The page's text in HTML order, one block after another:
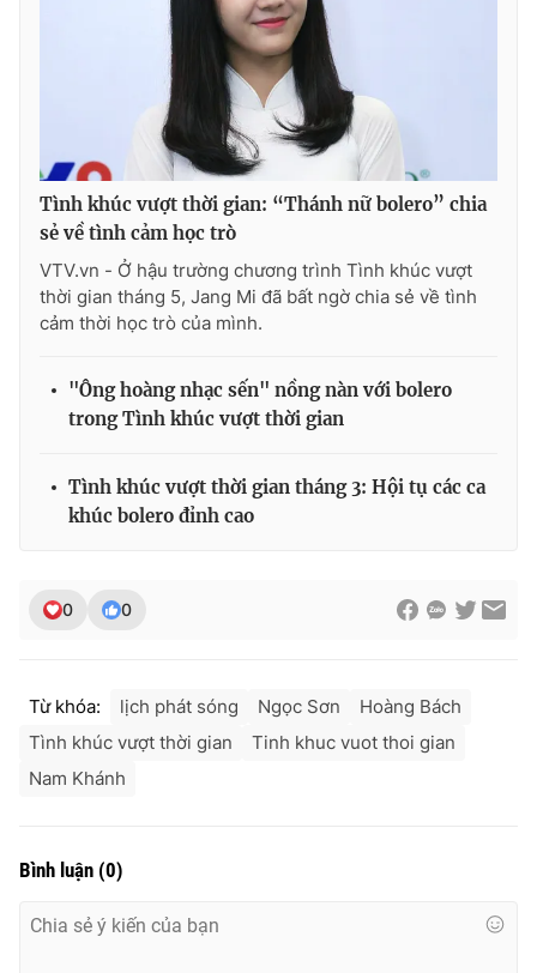
Tình khúc vượt thời gian: “Thánh nữ bolero” chia
sẻ về tình cảm học trò
VTV.vn - Ở hậu trường chương trình Tình khúc vượt
thời gian tháng 5, Jang Mi đã bất ngờ chia sẻ về tình
cảm thời học trò của mình.
"Ông hoàng nhạc sến" nồng nàn với bolero
trong Tình khúc vượt thời gian
Tình khúc vượt thời gian tháng 3: Hội tụ các ca
khúc bolero đỉnh cao
0 0
Từ khóa: lịch phát sóng Ngọc Sơn
Hoàng Bách
Tình khúc vượt thời gian
Tinh khuc vuot thoi gian
Nam Khánh
Bình luận (0)